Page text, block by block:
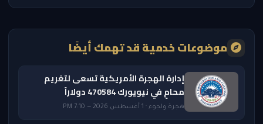
موضوعات خدمية قد تهمك أيضًا
إدارة الهجرة الأمريكية تسعى لتغريم
محامٍ في نيويورك 470584 دولاراً
هجرة ولجوء · 1 أغسطس 2026 — 7:10 PM